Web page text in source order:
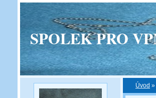
SPOLEK PRO
Úvod »